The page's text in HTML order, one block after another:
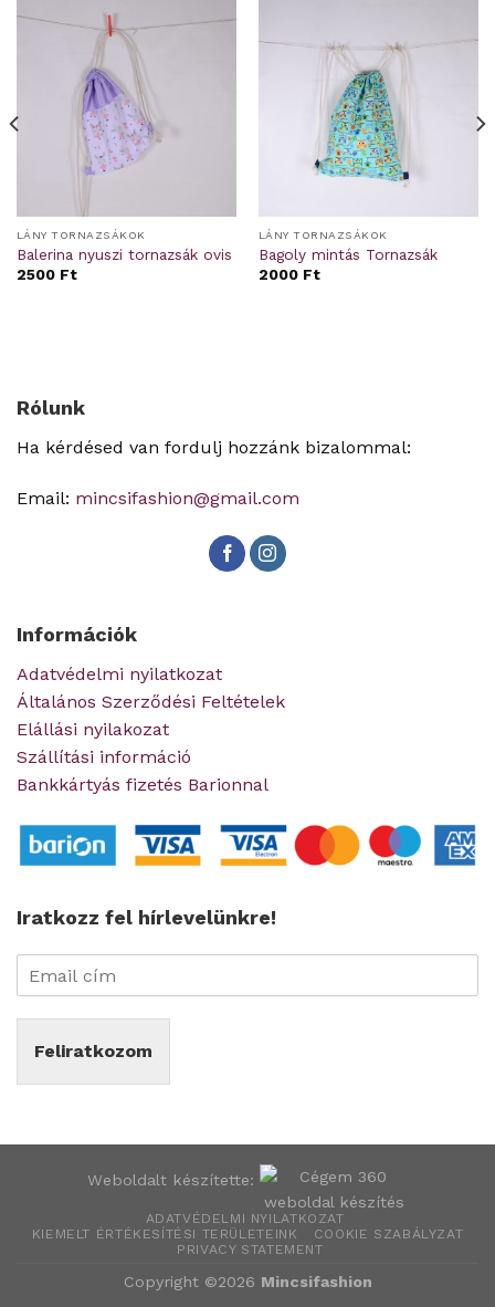
LÁNY TORNAZSÁKOK
Balerina nyuszi tornazsák ovis
2500 Ft
LÁNY TORNAZSÁKOK
Bagoly mintás Tornazsák
2000 Ft
Rólunk
Ha kérdésed van fordulj hozzánk bizalommal:
Email: mincsifashion@gmail.com
Információk
Adatvédelmi nyilatkozat
Általános Szerződési Feltételek
Elállási nyilakozat
Szállítási információ
Bankkártyás fizetés Barionnal
Iratkozz fel hírlevelünkre!
Feliratkozom
Weboldalt készítette:
ADATVÉDELMI NYILATKOZAT
KIEMELT ÉRTÉKESÍTÉSI TERÜLETEINK
COOKIE SZABÁLYZAT
PRIVACY STATEMENT
Copyright ©2026 Mincsifashion